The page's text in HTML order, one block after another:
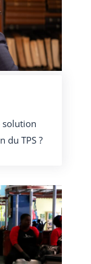
solution
du TPS ?